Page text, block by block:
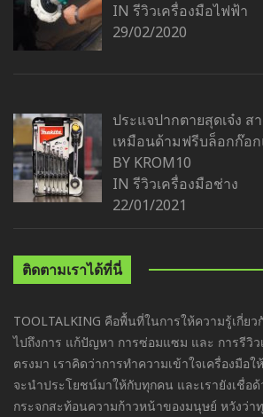
IN รีวิวเครื่องมือไฟฟ้า
29/02/2020
ประแจปากตายสุดเจ๋ง ส
เหมือนด้ามฟรีบล็อกก๊อ
BY KROM10
IN รีวิวเครื่องมือช่าง
22/01/2021
ติดตามเราได้ที่นี่
TOOLTALKING คือพื้นที่ในการให้ความรู้เกี่ยว
ไปถึงการ แก้ปัญหา การซ่อมแซม และ การรีวิว
ตรงมา เราคิดว่าการทำความเข้าใจเครื่องมือ
จะนำประโยชน์มาให้กับทุกคน และเรายังเชื่อด้
กระจกสะท้อนความก้าวหน้าของมนุษย์ หวังว่า